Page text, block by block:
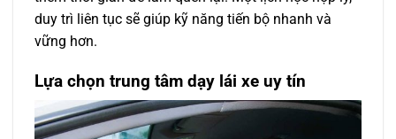
duy trì liên tục sẽ giúp kỹ năng tiến bộ nhanh và
vững hơn.
Lựa chọn trung tâm dạy lái xe uy tín